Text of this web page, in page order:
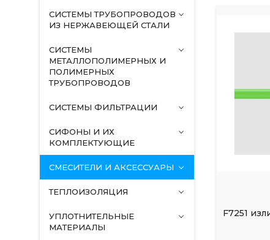
СИСТЕМЫ ТРУБОПРОВОДОВ
ИЗ НЕРЖАВЕЮЩЕЙ СТАЛИ
СИСТЕМЫ
МЕТАЛЛОПОЛИМЕРНЫХ И
ПОЛИМЕРНЫХ
ТРУБОПРОВОДОВ
СИСТЕМЫ ФИЛЬТРАЦИИ
СИФОНЫ И ИХ
КОМПЛЕКТУЮЩИЕ
СМЕСИТЕЛИ И АКСЕССУАРЫ
ТЕПЛОИЗОЛЯЦИЯ
УПЛОТНИТЕЛЬНЫЕ
МАТЕРИАЛЫ
F7251